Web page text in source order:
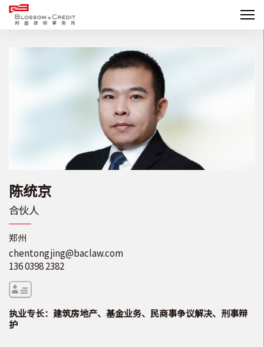
陈统京
合伙人
郑州
chentongjing@baclaw.com
136 0398 2382
执业专长：建筑房地产、基金业务、民商事争议解决、刑事辩
护